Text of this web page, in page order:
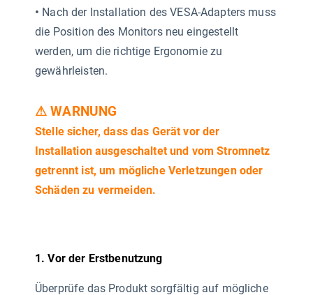
• Nach der Installation des VESA-Adapters muss
die Position des Monitors neu eingestellt
werden, um die richtige Ergonomie zu
gewährleisten.
⚠ WARNUNG
Stelle sicher, dass das Gerät vor der
Installation ausgeschaltet und vom Stromnetz
getrennt ist, um mögliche Verletzungen oder
Schäden zu vermeiden.
1. Vor der Erstbenutzung
Überprüfe das Produkt sorgfältig auf mögliche